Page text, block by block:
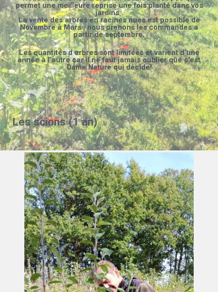
permet une meilleure reprise une fois planté dans vos
jardins .
La vente des arbres en racines nues est possible de
Novembre à Mars , nous prenons les commandes a
partir de septembre.
Les quantités d arbres sont limitées et varient d’une
année à l’autre car il ne faut jamais oublier quec’est
DameNature qui décide!
Les scions (1 an)